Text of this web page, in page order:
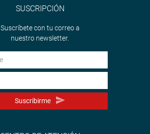
SUSCRIPCIÓN
Suscríbete con tu correo a
nuestro newsletter.
Suscribirme